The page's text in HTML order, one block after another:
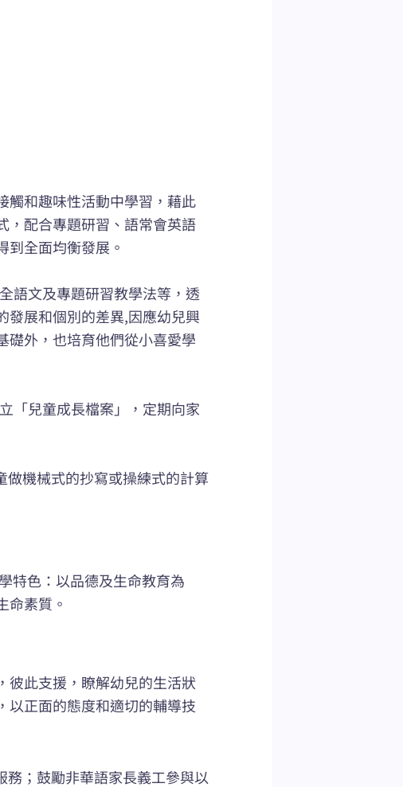
觸和趣味性活動中學習，藉此
，配合專題研習、語常會英語
全面均衡發展。
語文及專題研習教學法等，透
發展和個別的差異,因應幼兒興
礎外，也培育他們從小喜愛學
「兒童成長檔案」，定期向家
機械式的抄寫或操練式的計算
特色：以品德及生命教育為
命素質。
彼此支援，瞭解幼兒的生活狀
以正面的態度和適切的輔導技
；鼓勵非華語家長義工參與以